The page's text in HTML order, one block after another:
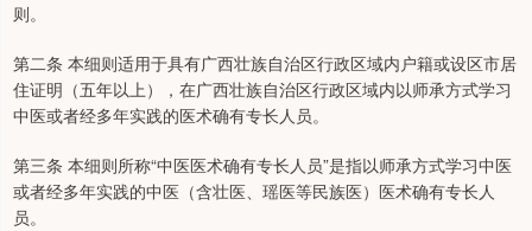
则。
第二条 本细则适用于具有广西壮族自治区行政区域内户籍或设区市居
住证明（五年以上），在广西壮族自治区行政区域内以师承方式学习
中医或者经多年实践的医术确有专长人员。
第三条 本细则所称“中医医术确有专长人员”是指以师承方式学习中医
或者经多年实践的中医（含壮医、瑶医等民族医）医术确有专长人
员。